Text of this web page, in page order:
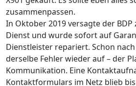
zusammenpassen.
In Oktober 2019 versagte der BDP
Dienst und wurde sofort auf
Dienstleister repariert. Schon
derselbe Fehler wieder auf – der
Kommunikation. Eine
Kontaktformulars im Netz blieb